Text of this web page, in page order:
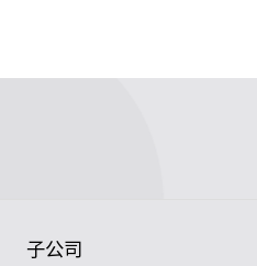
子公司